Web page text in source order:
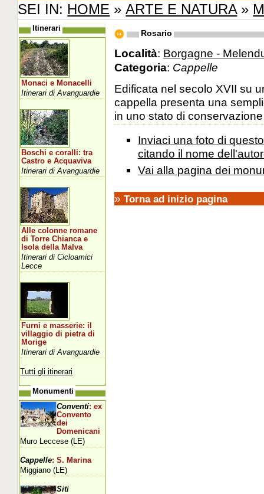
SEI IN: HOME »ARTE E NATURA»
Rosario
Località: Borgagne -
Categoria: Cappelle
Edificata nel secolo XVII su
cappella presenta una
in uno stato di
Inviaci una foto di
citando il nome
Vai alla pagina dei
» Torna ad inizio pagina
Itinerari
Monaci e Monacelli
Itinerari di Avanguardie
Boschi e coralli: tra
Castro e Acquaviva
Itinerari di Avanguardie
Alle colonne romane
di Torre Chianca e
Isola della Malva
Itinerari di Cicloamici
Lecce
Furni e masserie: il
villaggio di pietra di
Morige
Itinerari di Avanguardie
Tutti gli itinerari
Monumenti
Conventi: ex
Convento
dei
Domenicani
Muro Leccese (LE)
Cappelle: S. Marina
Miggiano (LE)
Siti